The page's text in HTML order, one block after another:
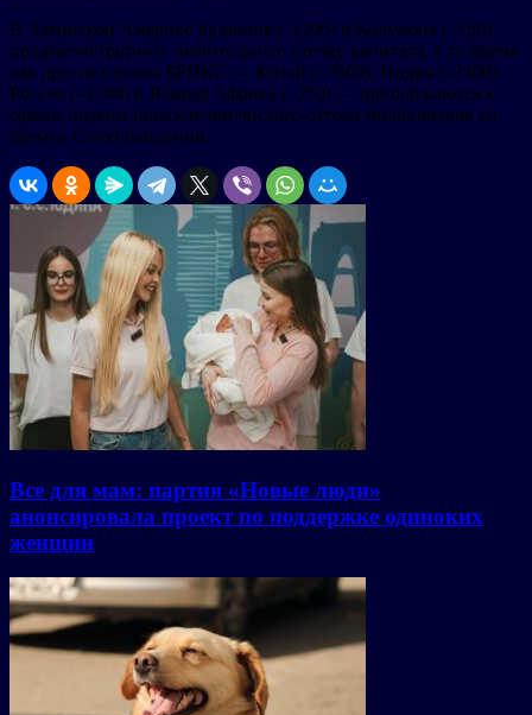
В Латинской Америке Бразилия (–1200) и Колумбия (–150)
продемонстрируют значительную утечку капитала, в то время
как другие страны БРИКС — Китай (–7800), Индия (–3500),
Россия (–1500) и Южная Африка (–250) — приближаются к
самым низким показателям чистого оттока миллионеров со
времен Covid-пандемии.
Все для мам: партия «Новые люди»
анонсировала проект по поддержке одиноких
женщин